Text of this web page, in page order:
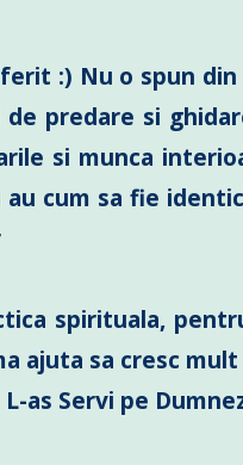
:) Nu o spun
predare si
si munca
cum sa fie
spirituala,
ajuta sa cresc
as Servi pe